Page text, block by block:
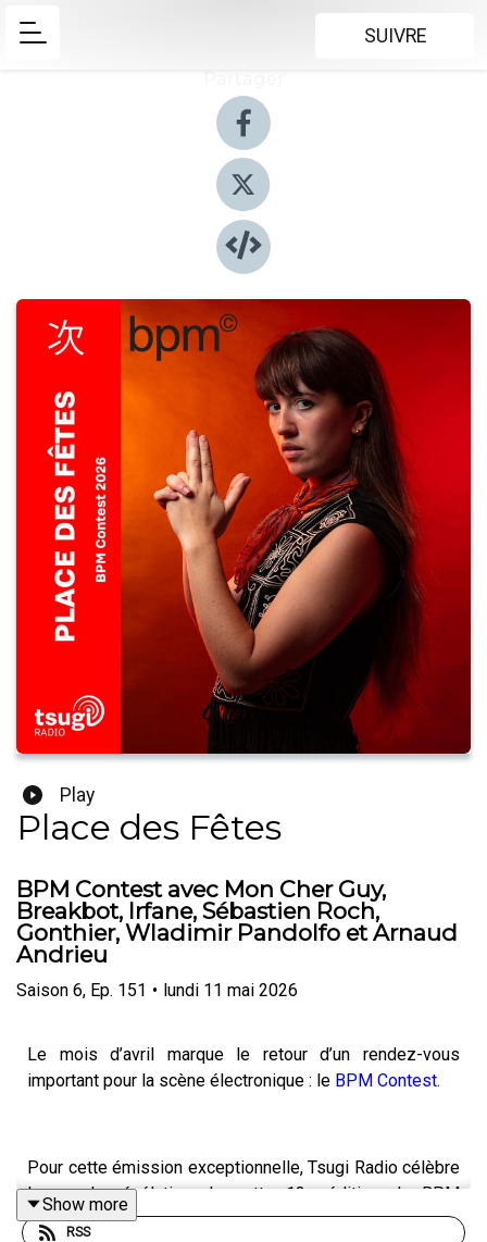
SUIVRE
Play
Place des Fêtes
BPM Contest avec Mon Cher Guy,
Breakbot, Irfane, Sébastien Roch,
Gonthier, Wladimir Pandolfo et Arnaud
Andrieu
Saison 6, Ep. 151 • lundi 11 mai 2026
Le mois d’avril marque le retour d’un rendez-vous
important pour la scène électronique : le BPM Contest.
Pour cette émission exceptionnelle, Tsugi Radio célèbre
la grande révélation de cette 13e édition du BPM
Contest : Mon Cher Guy.
Show more
RSS